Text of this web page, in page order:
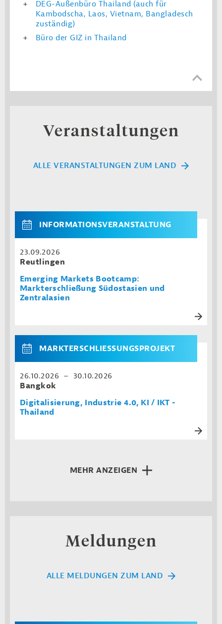
DEG-Außenbüro Thailand (auch für
Kambodscha, Laos, Vietnam, Bangladesch
zuständig)
Büro der GIZ in Thailand
Veranstaltungen
ALLE VERANSTALTUNGEN ZUM LAND
INFORMATIONSVERANSTALTUNG
23.09.2026
Reutlingen
Emerging Markets Bootcamp:
Markterschließung Südostasien und
Zentralasien
MARKTERSCHLIESSUNGSPROJEKT
26.10.2026 – 30.10.2026
Bangkok
Digitalisierung, Industrie 4.0, KI / IKT -
Thailand
MEHR ANZEIGEN
Meldungen
ALLE MELDUNGEN ZUM LAND